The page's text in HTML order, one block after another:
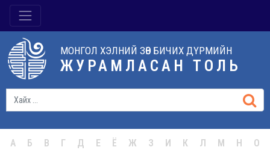
МОНГОЛ ХЭЛНИЙ ЗӨВ БИЧИХ ДҮРМИЙН
ЖУРАМЛАСАН ТОЛЬ
А Б В Г Д Е Ё Ж З И К Л М Н О